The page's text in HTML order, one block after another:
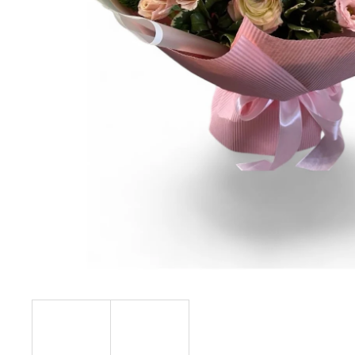
KYTICE 101 RŮŽÍ
2 918 Kč